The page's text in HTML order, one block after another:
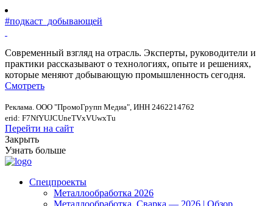
#подкаст_добывающей
Современный взгляд на отрасль. Эксперты, руководители и
практики рассказывают о технологиях, опыте и решениях,
которые меняют добывающую промышленность сегодня.
Смотреть
Реклама. ООО "ПромоГрупп Медиа", ИНН 2462214762
erid: F7NfYUJCUneTVxVUwxTu
Перейти на сайт
Закрыть
Узнать больше
Спецпроекты
Металлообработка 2026
Металлообработка. Сварка — 2026 | Обзор